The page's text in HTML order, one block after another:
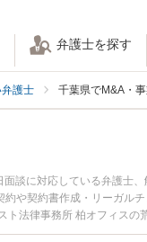
弁護士を探す
護士 千葉県でM&A・
談に対応している弁護士
や契約書作成・リーガル
法律事務所 柏オフィス
M&A・事業承継のトラブ